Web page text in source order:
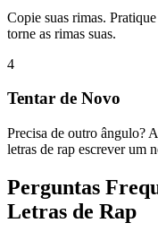
Copie suas rimas.
torne as rimas suas.
4
Tentar de Novo
Precisa de outro ângulo?
letras de rap escrever um
Perguntas
Letras de Rap